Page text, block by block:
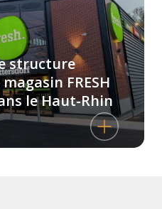
structure
FRESH
le Haut-Rhin